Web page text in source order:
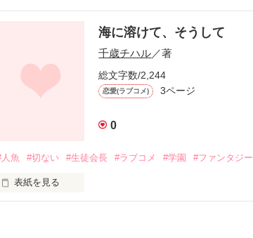
海に溶けて、そうして
千歳チハル／著
総文字数/2,244
恋愛(ラブコメ) 3ページ
0
魚 #切ない #生徒会長 #ラブコメ #学園 #ファンタジー
表紙を見る